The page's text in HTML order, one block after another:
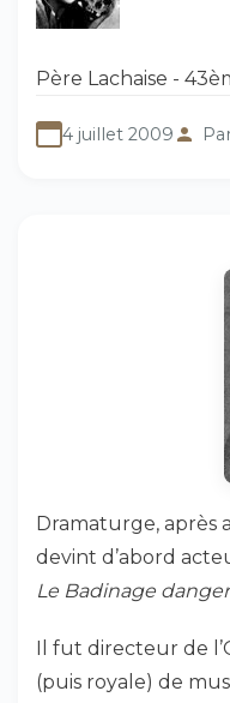
Père Lachaise -
4 juillet 2009
Dramaturge, après
devint d’abord
Le Badinage
Il fut directeur de
(puis royale) de